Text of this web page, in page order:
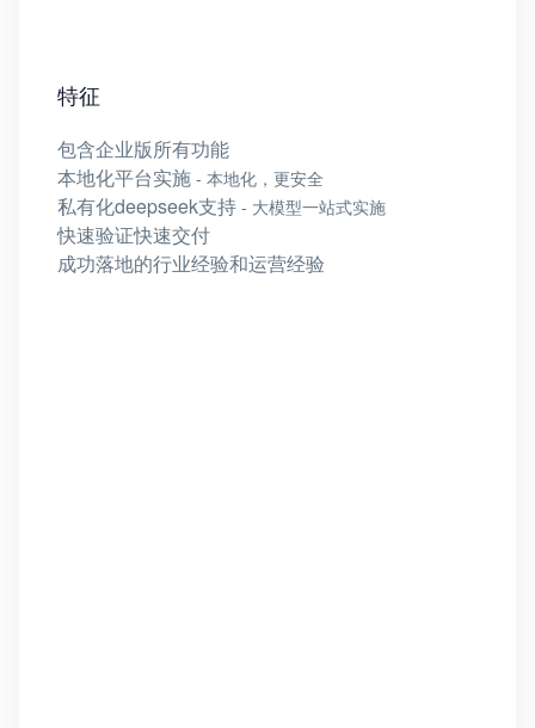
特征
包含企业版所有功能
本地化平台实施 - 本地化，更安全
私有化deepseek支持 - 大模型一站式实施
快速验证快速交付
成功落地的行业经验和运营经验